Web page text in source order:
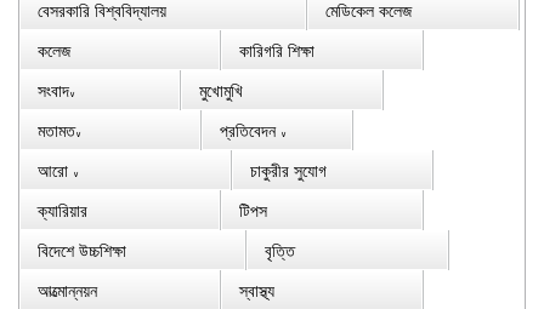
বেসরকারি বিশ্ববিদ্যালয়
মেডিকেল কলেজ
কলেজ
কারিগরি শিক্ষা
সংবাদ∨
মুখোমুখি
মতামত∨ প্রতিবেদন ∨
আরো ∨
চাকুরীর সুযোগ
ক্যারিয়ার
টিপস
বিদেশে উচ্চশিক্ষা
বৃত্তি
আত্মোন্নয়ন
স্বাস্থ্য